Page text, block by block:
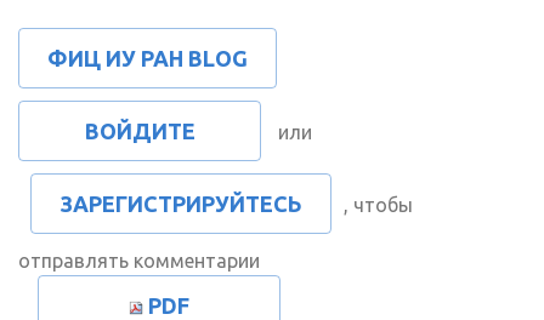
ФИЦ ИУ РАН BLOG
ВОЙДИТЕ или
ЗАРЕГИСТРИРУЙТЕСЬ , чтобы
отправлять комментарии
PDF